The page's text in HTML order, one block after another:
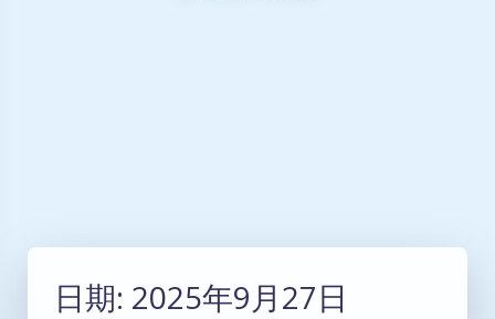
日期: 2025年9月27日